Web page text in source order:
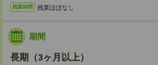
残業時間 残業ほぼなし
期間
長期（3ヶ月以上）